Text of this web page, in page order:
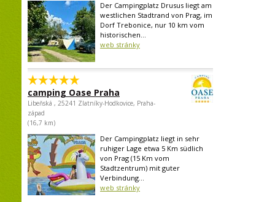
Der Campingplatz Drusus liegt am
westlichen Stadtrand von Prag, im
Dorf Trebonice, nur 10 km vom
historischen...
web stránky
camping Oase Praha
Libeňská , 25241 Zlatníky-Hodkovice, Praha-
západ
(16,7 km)
Der Campingplatz liegt in sehr
ruhiger Lage etwa 5 Km südlich
von Prag (15 Km vom
Stadtzentrum) mit guter
Verbindung...
web stránky